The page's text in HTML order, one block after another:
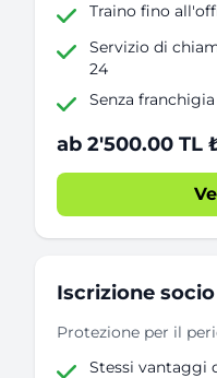
Traino fino
Servizio di
24
Senza franchigia
ab 2'500.00 TL
Iscrizione
Protezione per il
Stessi vantaggi